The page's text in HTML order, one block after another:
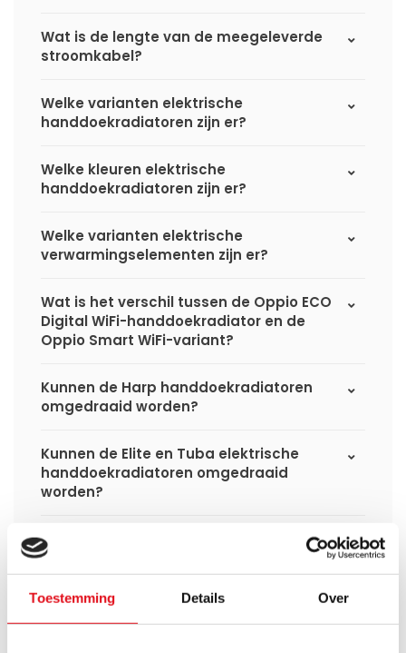
Toestemming Details Over
Wat is de lengte van de meegeleverde
stroomkabel?
Welke varianten elektrische
handdoekradiatoren zijn er?
Welke kleuren elektrische
handdoekradiatoren zijn er?
Welke varianten elektrische
verwarmingselementen zijn er?
Wat is het verschil tussen de Oppio ECO
Digital WiFi-handdoekradiator en de
Oppio Smart WiFi-variant?
Kunnen de Harp handdoekradiatoren
omgedraaid worden?
Kunnen de Elite en Tuba elektrische
handdoekradiatoren omgedraaid
worden?
Wat voor vloeistof zit er in de elektrische
handdoekradiatoren?
Hoe bereken in de benodigde capaciteit
voor mijn ruimte?